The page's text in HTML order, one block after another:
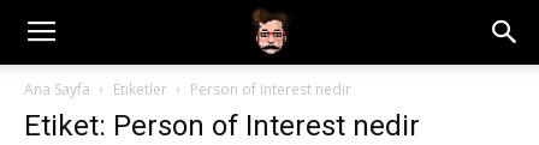
Ana Sayfa Etiketler Person of Interest nedir
Etiket: Person of Interest nedir